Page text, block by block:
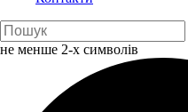
не менше 2-х символів